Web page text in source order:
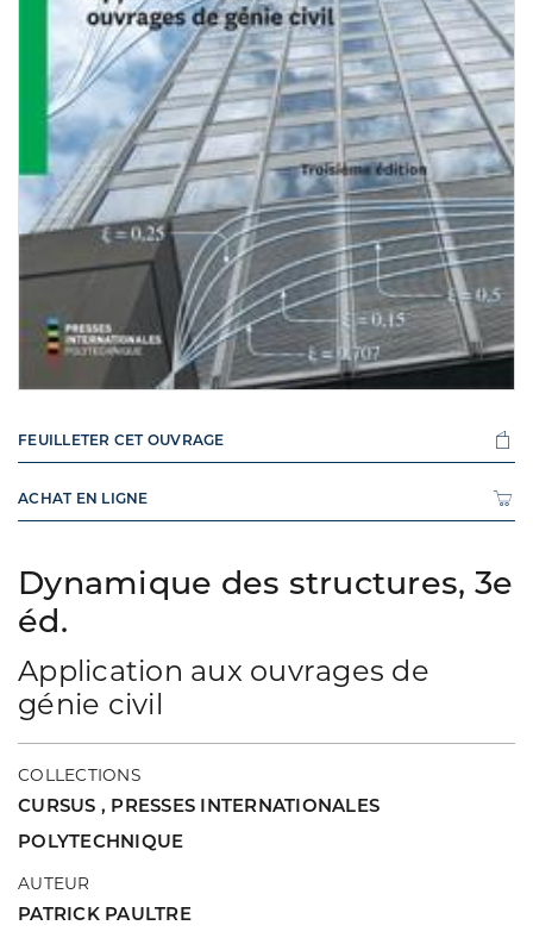
Dynamique des structures, 3e
éd.
Application aux ouvrages de
génie civil
COLLECTIONS
CURSUS , PRESSES INTERNATIONALES
POLYTECHNIQUE
AUTEUR
PATRICK PAULTRE
FEUILLETER CET OUVRAGE
ACHAT EN LIGNE